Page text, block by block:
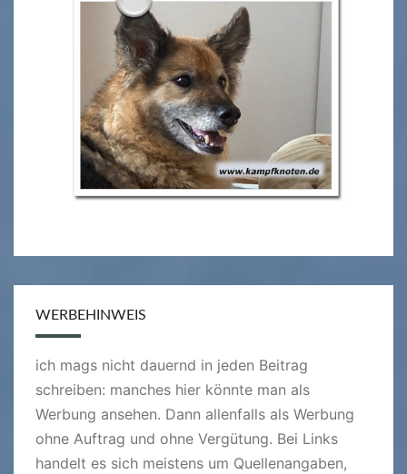
WERBEHINWEIS
ich mags nicht dauernd in jeden Beitrag
schreiben: manches hier könnte man als
Werbung ansehen. Dann allenfalls als Werbung
ohne Auftrag und ohne Vergütung. Bei Links
handelt es sich meistens um Quellenangaben,